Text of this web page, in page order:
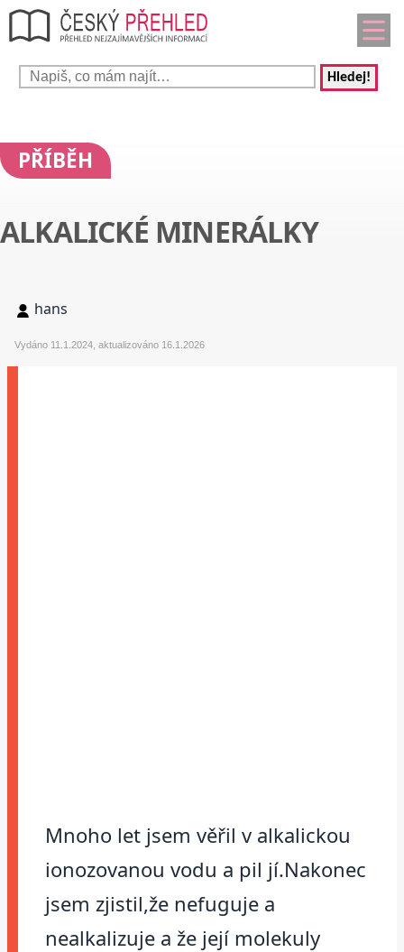
Hledej!
PŘÍBĚH
ALKALICKÉ MINERÁLKY
hans
Vydáno 11.1.2024, aktualizováno 16.1.2026
Mnoho let jsem věřil v alkalickou
ionozovanou vodu a pil jí.Nakonec
jsem zjistil,že nefuguje a
nealkalizuje a že její molekuly